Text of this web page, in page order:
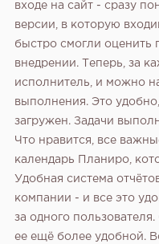
входе на сайт - сразу
версии, в которую
быстро смогли оценить
внедрении. Теперь, за
исполнитель, и можно
выполнения. Это
загружен. Задачи
Что нравится, все
календарь Планиро,
Удобная система
компании - и все это
за одного
ее ещё более удобной.